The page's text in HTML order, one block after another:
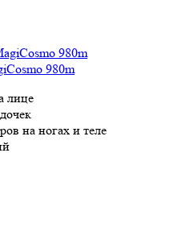
980m
лице
на ногах и теле